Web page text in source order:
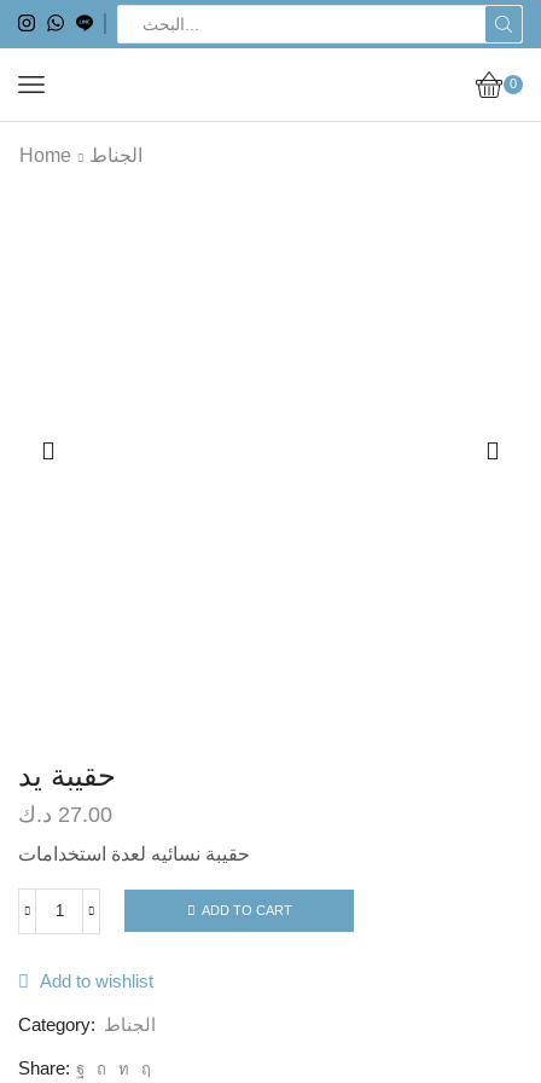
0
Home الجناط
حقيبة يد
27.00 د.ك
حقيبة نسائيه لعدة استخدامات
ADD TO CART
Add to wishlist
Category: الجناط
Share: